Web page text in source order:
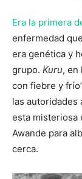
Era la primera
enfermedad
era genética y
grupo. Kuru, en
con fiebre y
las autoridades
esta misteriosa
Awande para
cerca.